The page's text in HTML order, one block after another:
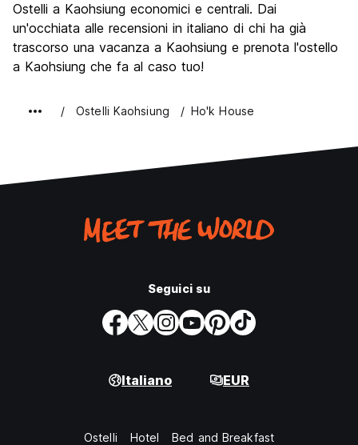
Luoghi di interesse culturale
Festa / Vita notturna
8.0
Qualita' Prezzo
Ostelli a Kaohsiung economici e centrali. Dai
un'occhiata alle recensioni in italiano di chi ha già
trascorso una vacanza a Kaohsiung e prenota l'ostello
a Kaohsiung che fa al caso tuo!
Ostelli Kaohsiung Ho'k House
Seguici su
Italiano EUR
Ostelli Hotel Bed and Breakfast